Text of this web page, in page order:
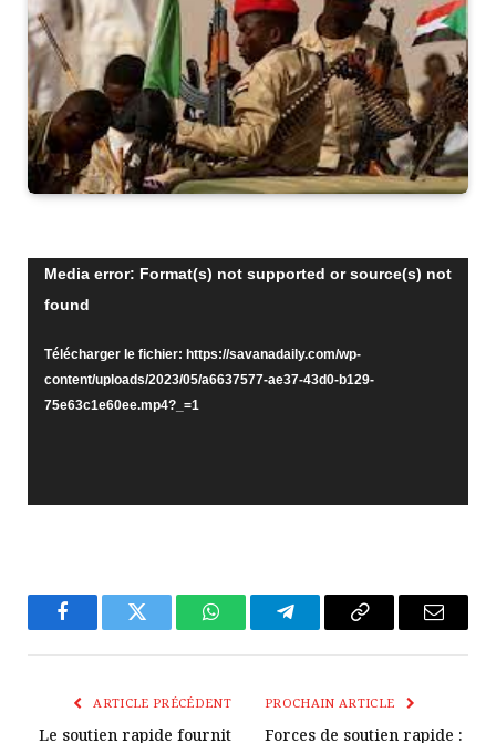
Lecteur
Media error: Format(s) not supported or source(s) not
found
Télécharger le fichier: https://savanadaily.com/wp-
content/uploads/2023/05/a6637577-ae37-43d0-b129-
75e63c1e60ee.mp4?_=1
FacebookTwitter WhatsAppTélégrammeCopier
Lien
E-
ARTICLE PRÉCÉDENT
Le soutien rapide fournit
PROCHAIN ARTICLE
Forces de soutien rapide :